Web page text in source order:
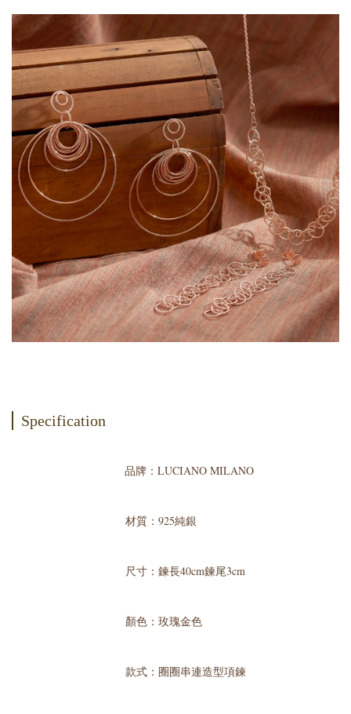
Specification
品牌：LUCIANO MILANO
材質：925純銀
尺寸：鍊長40cm鍊尾3cm
顏色：玫瑰金色
款式：圈圈串連造型項鍊